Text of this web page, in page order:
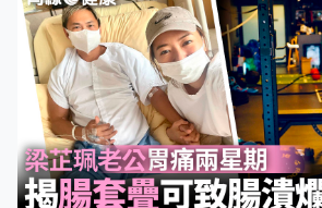
獲有32歲孕婦要求墮胎，細問之下，才
丈夫結婚5年仍未曾懷孕，所以常遭指責
力，於是她一氣之下就瞞著丈夫外遇，
係懷孕，藉此證明自己生育能力正常，
做過身體檢查。 懷孕後要求墮胎 由於孕
況良好，所以並不合乎墮胎條件，最後
導員，以尋求其他解決方法。醫生希望
有已婚夫婦，不要將不孕責任歸究其中